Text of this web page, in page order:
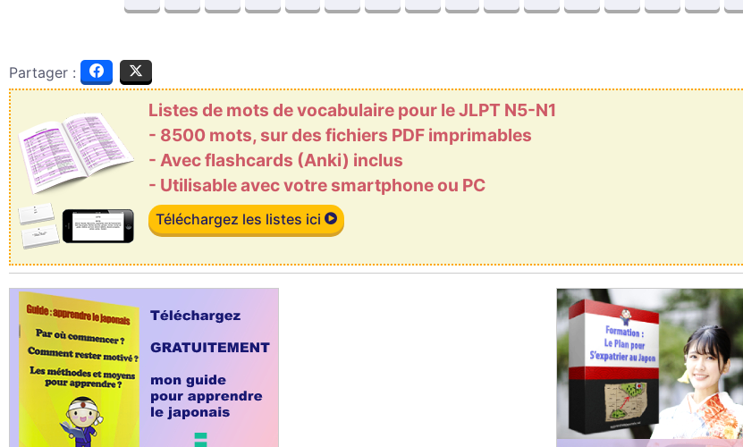
Partager :
Listes de mots de vocabulaire pour le JLPT N5-N1
- 8500 mots, sur des fichiers PDF imprimables
- Avec flashcards (Anki) inclus
- Utilisable avec votre smartphone ou PC
Téléchargez les listes ici